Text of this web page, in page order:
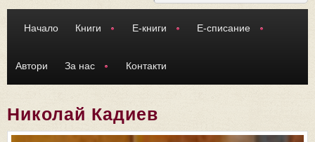
Начало Книги Е-книги Е-списание
Автори За нас Контакти
Николай Кадиев